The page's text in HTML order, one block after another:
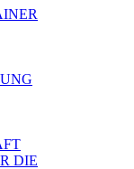
DIE